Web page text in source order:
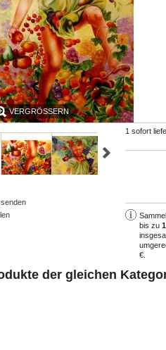
VERGRÖSSERN
Frederic
Leinwand)
Format:
Rahmen
1 sofort
bis zu
€
der gleichen